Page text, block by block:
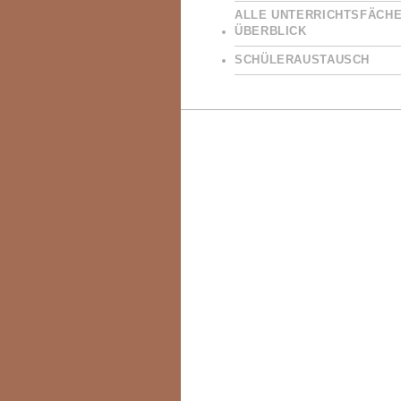
ALLE
ÜBERBLICK
SCHÜLERAUSTAUSCH